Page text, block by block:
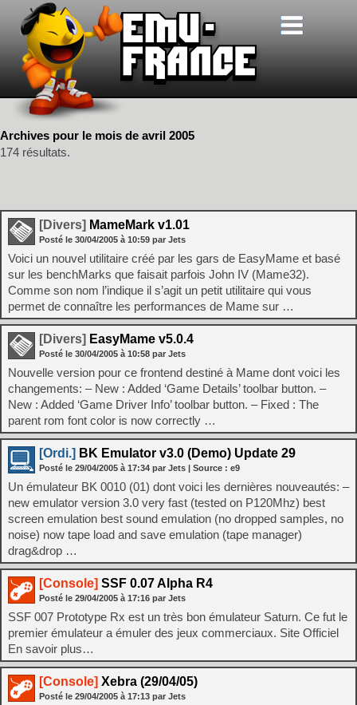
Archives pour le mois de avril 2005
174 résultats.
[Divers] MameMark v1.01
Posté le 30/04/2005 à 10:59 par Jets
Voici un nouvel utilitaire créé par les gars de EasyMame et basé
sur les benchMarks que faisait parfois John IV (Mame32).
Comme son nom l’indique il s’agit un petit utilitaire qui vous
permet de connaître les performances de Mame sur …
[Divers] EasyMame v5.0.4
Posté le 30/04/2005 à 10:58 par Jets
Nouvelle version pour ce frontend destiné à Mame dont voici les
changements: – New : Added ‘Game Details’ toolbar button. –
New : Added ‘Game Driver Info’ toolbar button. – Fixed : The
parent rom font color is now correctly …
[Ordi.] BK Emulator v3.0 (Demo) Update 29
Posté le 29/04/2005 à 17:34 par Jets | Source : e9
Un émulateur BK 0010 (01) dont voici les dernières nouveautés: –
new emulator version 3.0 very fast (tested on P120Mhz) best
screen emulation best sound emulation (no dropped samples, no
noise) now tape load and save emulation (tape manager)
drag&drop …
[Console] SSF 0.07 Alpha R4
Posté le 29/04/2005 à 17:16 par Jets
SSF 007 Prototype Rx est un très bon émulateur Saturn. Ce fut le
premier émulateur a émuler des jeux commerciaux. Site Officiel
En savoir plus…
[Console] Xebra (29/04/05)
Posté le 29/04/2005 à 17:13 par Jets